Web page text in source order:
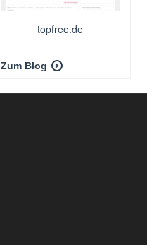
topfree.de
Zum Blog